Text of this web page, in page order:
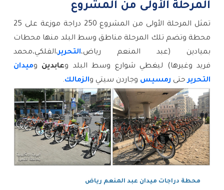
المرحلة الأولى من المشروع
تمثل المرحلة الأولى من المشروع 250 دراجة موزعة على 25
محطة وتضم تلك المرحلة مناطق وسط البلد منها محطات
بميادين (عبد المنعم رياض،التحرير،الفلكي،محمد
فريد وغيرها) ليغطي شوارع وسط البلد وعابدين وميدان
التحرير حتى رمسيس وجاردن سيتي والزمالك.
محطة دراجات ميدان عبد المنعم رياض